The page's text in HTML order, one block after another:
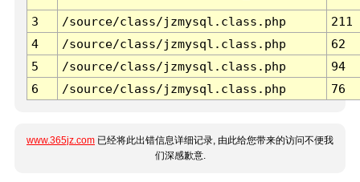
3 /source/class/jzmysql.class.php
211
4
/source/class/jzmysql.class.php
62
5
/source/class/jzmysql.class.php
94
6
/source/class/jzmysql.class.php 76
www.365jz.com 已经将此出错信息详细记录, 由此给您带来的访问不便我
们深感歉意.